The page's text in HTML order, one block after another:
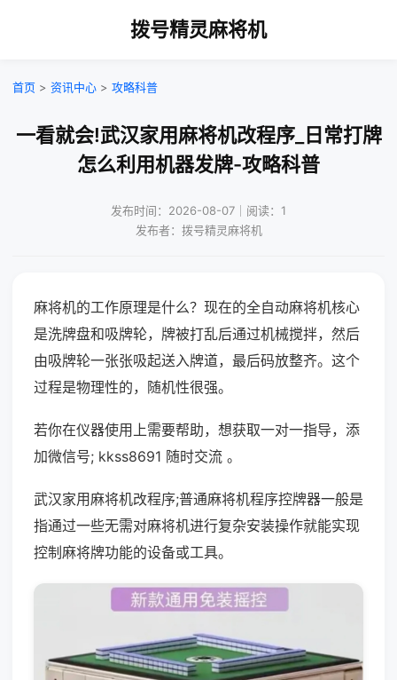
拨号精灵麻将机
首页 > 资讯中心 > 攻略科普
一看就会!武汉家用麻将机改程序_日常打牌
怎么利用机器发牌-攻略科普
发布时间：2026-08-07｜阅读：1
发布者：拨号精灵麻将机
麻将机的工作原理是什么？现在的全自动麻将机核心
是洗牌盘和吸牌轮，牌被打乱后通过机械搅拌，然后
由吸牌轮一张张吸起送入牌道，最后码放整齐。这个
过程是物理性的，随机性很强。
若你在仪器使用上需要帮助，想获取一对一指导，添
加微信号; kkss8691 随时交流 。
武汉家用麻将机改程序;普通麻将机程序控牌器一般是
指通过一些无需对麻将机进行复杂安装操作就能实现
控制麻将牌功能的设备或工具。